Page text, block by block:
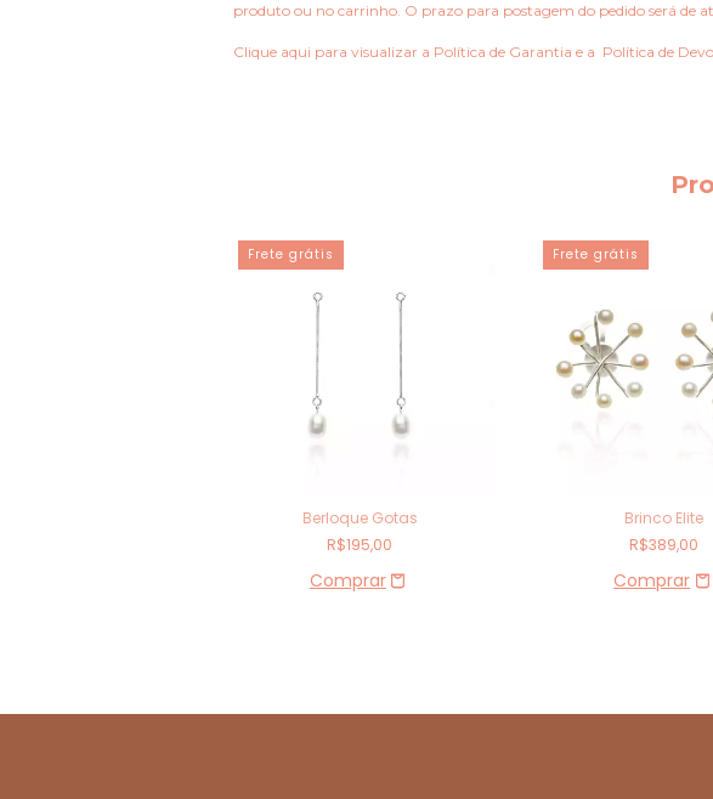
produto ou no carrinho. O prazo para postagem do pedido será de
Clique aqui para visualizar a Política de Garantia e a Política de
Frete grátis
Berloque Gotas
R$195,00
Frete grátis
Brinco Elite
R$389,00